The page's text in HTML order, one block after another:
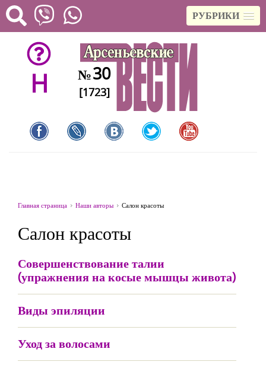
РУБРИКИ
H №30
[1723]
Главная страница Наши авторы Салон красоты
Салон красоты
Совершенствование талии
(упражнения на косые мышцы живота)
Виды эпиляции
Уход за волосами